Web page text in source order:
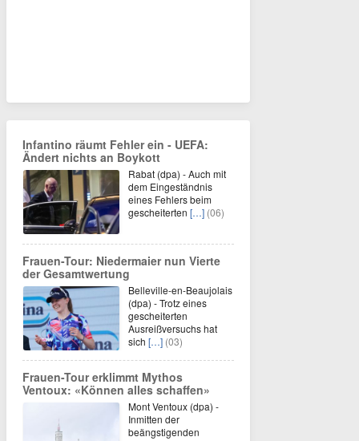
Infantino räumt Fehler ein - UEFA:
Ändert nichts an Boykott
Rabat (dpa) - Auch mit
dem Eingeständnis
eines Fehlers beim
gescheiterten […] (06)
Frauen-Tour: Niedermaier nun Vierte
der Gesamtwertung
Belleville-en-Beaujolais
(dpa) - Trotz eines
gescheiterten
Ausreißversuchs hat
sich […] (03)
Frauen-Tour erklimmt Mythos
Ventoux: «Können alles schaffen»
Mont Ventoux (dpa) -
Inmitten der
beängstigenden